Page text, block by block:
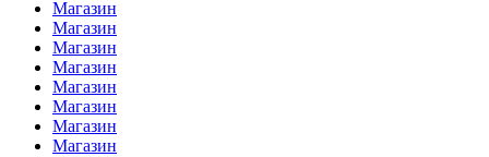
Магазин
Магазин
Магазин
Магазин
Магазин
Магазин
Магазин
Магазин